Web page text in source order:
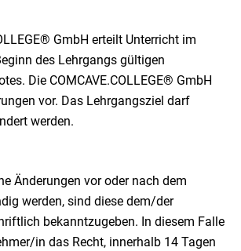
GmbH erteilt Unterricht im
des Lehrgangs gültigen
Die COMCAVE.COLLEGE® GmbH
vor. Das Lehrgangsziel darf
werden.
Änderungen vor oder nach dem
werden, sind diese dem/der
bekanntzugeben. In diesem Falle
in das Recht, innerhalb 14 Tagen